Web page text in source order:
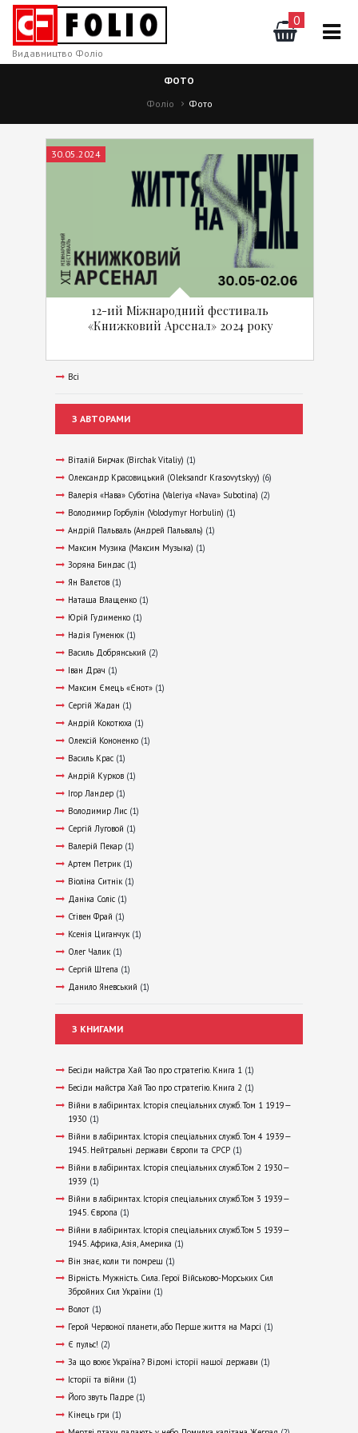
0
Видавництво Фоліо
ФОТО
Фоліо
Фото
30.05.2024
12-ий Міжнародний фестиваль
«Книжковий Арсенал» 2024 року
Всі
З АВТОРАМИ
Віталій Бирчак (Birchak Vitaliy) (1)
Олександр Красовицький (Oleksandr Krasovytskyy) (6)
Валерія «Нава» Суботіна (Valeriya «Nava» Subotina) (2)
Володимир Горбулін (Volodymyr Horbulin) (1)
Андрій Пальваль (Андрей Пальваль) (1)
Максим Музика (Максим Музыка) (1)
Зоряна Биндас (1)
Ян Валєтов (1)
Наташа Влащенко (1)
Юрій Гудименко (1)
Надія Гуменюк (1)
Василь Добрянський (2)
Іван Драч (1)
Максим Ємець «Єнот» (1)
Сергій Жадан (1)
Андрій Кокотюха (1)
Олексій Кононенко (1)
Василь Крас (1)
Андрій Курков (1)
Ігор Ландер (1)
Володимир Лис (1)
Сергій Луговой (1)
Валерій Пекар (1)
Артем Петрик (1)
Віоліна Ситнік (1)
Даніка Соліс (1)
Стівен Фрай (1)
Ксенія Циганчук (1)
Олег Чалик (1)
Сергій Штепа (1)
Данило Яневський (1)
З КНИГАМИ
Бесіди майстра Хай Тао про стратегію. Книга 1 (1)
Бесіди майстра Хай Тао про стратегію. Книга 2 (1)
Війни в лабіринтах. Історія спеціальних служб. Том 1 1919—
1930 (1)
Війни в лабіринтах. Історія спеціальних служб. Том 4 1939—
1945. Нейтральні держави Європи та СРСР (1)
Війни в лабіринтах. Історія спеціальних служб.Том 2 1930—
1939 (1)
Війни в лабіринтах. Історія спеціальних служб.Том 3 1939—
1945. Європа (1)
Війни в лабіринтах. Історія спеціальних служб.Том 5 1939—
1945. Африка, Азія, Америка (1)
Він знає, коли ти помреш (1)
Вірність. Мужність. Сила. Герої Військово-Морських Сил
Збройних Сил України (1)
Волот (1)
Герой Червоної планети, або Перше життя на Марсі (1)
Є пульс! (2)
За що воює Україна? Відомі історії нашої держави (1)
Історії та війни (1)
Його звуть Падре (1)
Кінець гри (1)